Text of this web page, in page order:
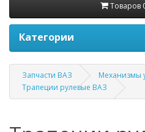
Товаров
Категории
Запчасти ВАЗ
Механизмы
Трапеции рулевые ВАЗ